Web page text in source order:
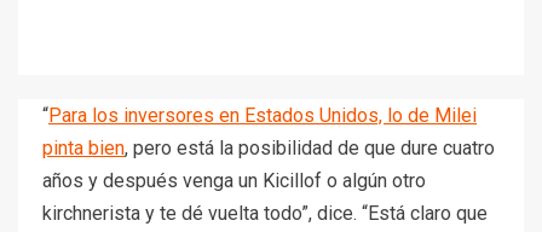
“Para los inversores en Estados Unidos, lo de Milei
pinta bien, pero está la posibilidad de que dure cuatro
años y después venga un Kicillof o algún otro
kirchnerista y te dé vuelta todo”, dice. “Está claro que